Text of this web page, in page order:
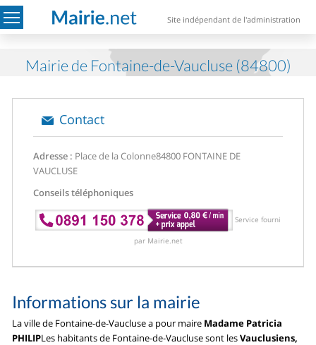
Site indépendant de l'administration
Mairie de Fontaine-de-Vaucluse (84800)
Contact
Adresse : Place de la Colonne84800 FONTAINE DE
VAUCLUSE
Conseils téléphoniques
Service fourni
par Mairie.net
Informations sur la mairie
La ville de Fontaine-de-Vaucluse a pour maire Madame Patricia
PHILIPLes habitants de Fontaine-de-Vaucluse sont lesVauclusiens,